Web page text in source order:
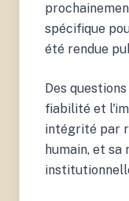
spécifique
été rendue
Des
fiabilité et
intégrité par
humain, et